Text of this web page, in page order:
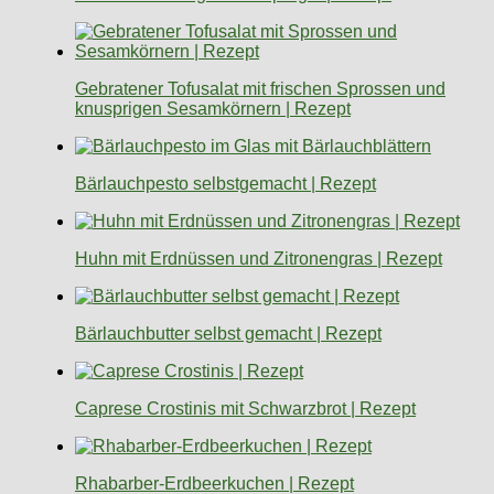
Gebratener Tofusalat mit frischen Sprossen und
knusprigen Sesamkörnern | Rezept
Bärlauchpesto selbstgemacht | Rezept
Huhn mit Erdnüssen und Zitronengras | Rezept
Bärlauchbutter selbst gemacht | Rezept
Caprese Crostinis mit Schwarzbrot | Rezept
Rhabarber-Erdbeerkuchen | Rezept